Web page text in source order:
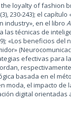
loyalty of fashion
230-243); el capítulo
industry», en el libro
las técnicas de
«Los beneficios del
efectivas para
basada en el
moda, el impacto de
digital orientadas